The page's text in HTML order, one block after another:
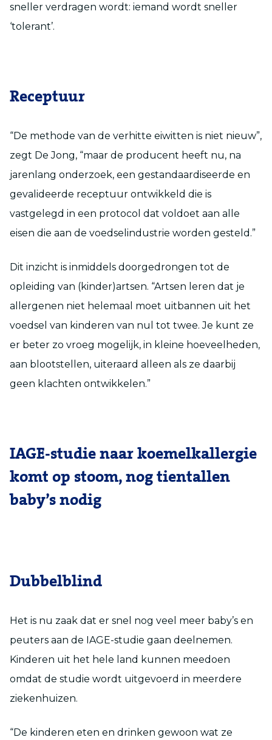
sneller verdragen wordt: iemand wordt sneller
‘tolerant’.
Receptuur
“De methode van de verhitte eiwitten is niet nieuw”,
zegt De Jong, “maar de producent heeft nu, na
jarenlang onderzoek, een gestandaardiseerde en
gevalideerde receptuur ontwikkeld die is
vastgelegd in een protocol dat voldoet aan alle
eisen die aan de voedselindustrie worden gesteld.”
Dit inzicht is inmiddels doorgedrongen tot de
opleiding van (kinder)artsen. “Artsen leren dat je
allergenen niet helemaal moet uitbannen uit het
voedsel van kinderen van nul tot twee. Je kunt ze
er beter zo vroeg mogelijk, in kleine hoeveelheden,
aan blootstellen, uiteraard alleen als ze daarbij
geen klachten ontwikkelen.”
IAGE-studie naar koemelkallergie
komt op stoom, nog tientallen
baby’s nodig
Dubbelblind
Het is nu zaak dat er snel nog veel meer baby’s en
peuters aan de IAGE-studie gaan deelnemen.
Kinderen uit het hele land kunnen meedoen
omdat de studie wordt uitgevoerd in meerdere
ziekenhuizen.
“De kinderen eten en drinken gewoon wat ze